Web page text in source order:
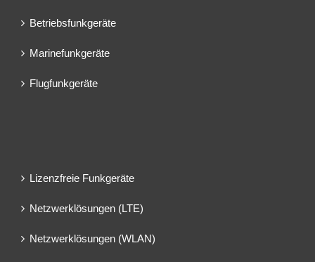
Betriebsfunkgeräte
Marinefunkgeräte
Flugfunkgeräte
Lizenzfreie Funkgeräte
Netzwerklösungen (LTE)
Netzwerklösungen (WLAN)